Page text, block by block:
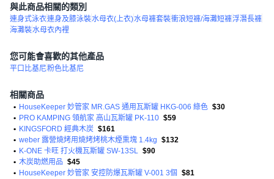
與此商品相關的類別
連身式泳衣連身及膝泳裝水母衣(上衣)水母褲套裝衝浪短褲/海灘短褲浮潛長褲
海灘裝水母衣內裡
您可能會喜歡的其他產品
平口比基尼粉色比基尼
相關商品
• HouseKeeper 妙管家 MR.GAS 通用瓦斯罐 HKG-006 綠色 $30
• PRO KAMPING 領航家 高山瓦斯罐 PK-110 $59
• KINGSFORD 經典木炭 $161
• weber 露營燒烤用燒烤烤桃木煙熏塊 1.4kg $132
• K-ONE 卡旺 打火機瓦斯罐 SW-13SL $90
• 木炭助燃用品 $45
• HouseKeeper 妙管家 安控防爆瓦斯罐 V-001 3個 $81